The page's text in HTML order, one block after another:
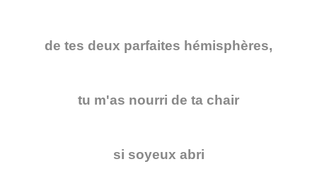
de tes deux parfaites hémisphères,
tu m'as nourri de ta chair
si soyeux abri